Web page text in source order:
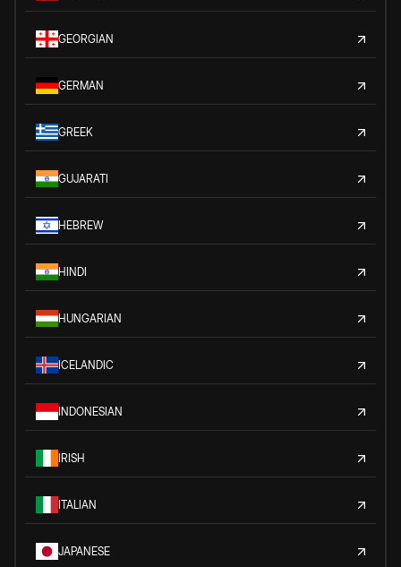
GEORGIAN
GERMAN
GREEK
GUJARATI
HEBREW
HINDI
HUNGARIAN
ICELANDIC
INDONESIAN
IRISH
ITALIAN
JAPANESE